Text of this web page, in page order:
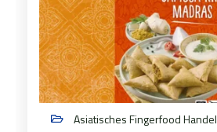
Asiatisches Fingerfood Handel